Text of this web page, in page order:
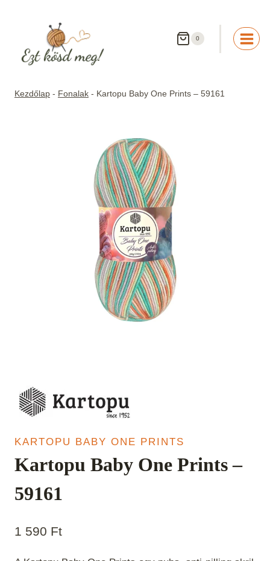
0
Kezdőlap - Fonalak - Kartopu Baby One Prints – 59161
KARTOPU BABY ONE PRINTS
Kartopu Baby One Prints –
59161
1 590 Ft